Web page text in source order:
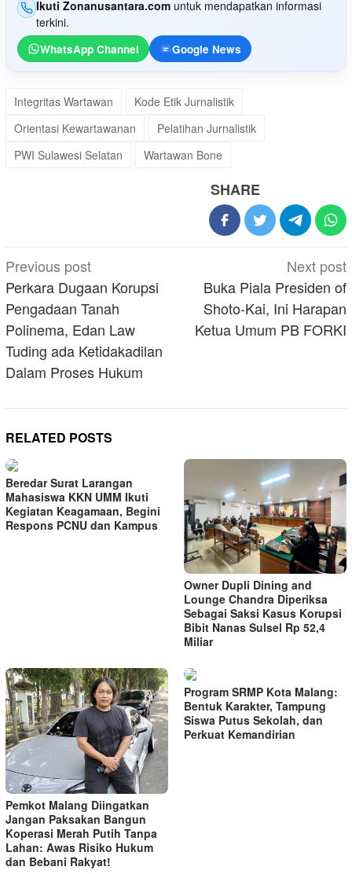
Ikuti Zonanusantara.com untuk mendapatkan informasi
terkini.
WhatsApp Channel Google News
Integritas Wartawan
Kode Etik Jurnalistik
Orientasi Kewartawanan
Pelatihan Jurnalistik
PWI Sulawesi Selatan
Wartawan Bone
SHARE
Post
navigation
Previous post
Perkara Dugaan Korupsi
Pengadaan Tanah
Polinema, Edan Law
Tuding ada Ketidakadilan
Dalam Proses Hukum
Next post
Buka Piala Presiden of
Shoto-Kai, Ini Harapan
Ketua Umum PB FORKI
RELATED POSTS
Beredar Surat Larangan
Mahasiswa KKN UMM Ikuti
Kegiatan Keagamaan, Begini
Respons PCNU dan Kampus
Owner Dupli Dining and
Lounge Chandra Diperiksa
Sebagai Saksi Kasus Korupsi
Bibit Nanas Sulsel Rp 52,4
Miliar
Pemkot Malang Diingatkan
Jangan Paksakan Bangun
Koperasi Merah Putih Tanpa
Lahan: Awas Risiko Hukum
dan Bebani Rakyat!
Program SRMP Kota Malang:
Bentuk Karakter, Tampung
Siswa Putus Sekolah, dan
Perkuat Kemandirian